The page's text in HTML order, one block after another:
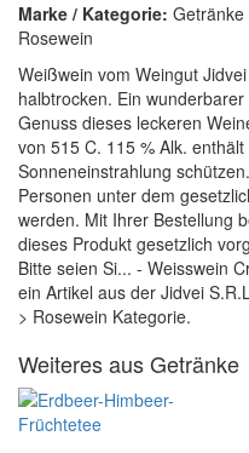
Marke / Kategorie: Getränke
Rosewein
Weißwein vom Weingut
halbtrocken. Ein
Genuss dieses leckeren
von 515 C. 115 % Alk.
Sonneneinstrahlung
Personen unter dem
werden. Mit Ihrer Bestellung
dieses Produkt gesetzlich
Bitte seien Si... - Weisswein
ein Artikel aus der Jidvei
> Rosewein Kategorie.
Weiteres aus Getränke